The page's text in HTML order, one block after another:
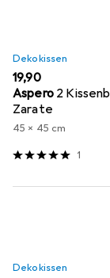
Dekokissen
EUR
19,90
Aspero 2
Zarate
45 x 45 cm
1
Dekokissen